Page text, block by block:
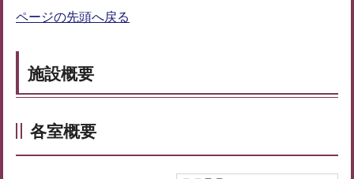
ページの先頭へ戻る
施設概要
各室概要